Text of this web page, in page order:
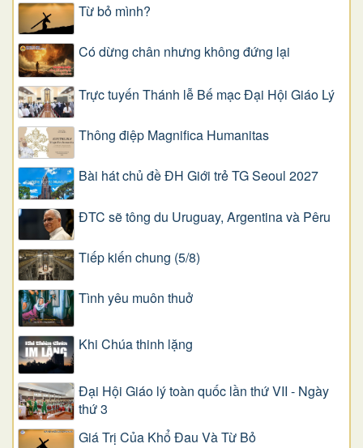
Từ bỏ mình?
Có dừng chân nhưng không đứng lại
Trực tuyến Thánh lễ Bế mạc Đại Hội Giáo Lý
Thông điệp Magnifica Humanitas
Bài hát chủ đề ĐH Giới trẻ TG Seoul 2027
ĐTC sẽ tông du Uruguay, Argentina và Pêru
Tiếp kiến chung (5/8)
Tình yêu muôn thuở
Khi Chúa thinh lặng
Đại Hội Giáo lý toàn quốc lần thứ VII - Ngày
thứ 3
Giá Trị Của Khổ Ðau Và Từ Bỏ